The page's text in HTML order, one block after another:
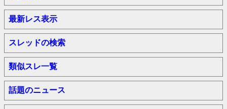
最新レス表示
スレッドの検索
類似スレ一覧
話題のニュース